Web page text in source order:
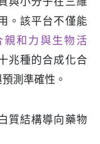
。該平台不僅能
和力與生物活
兆種的合成化合
測準確性。
質結構導向藥物